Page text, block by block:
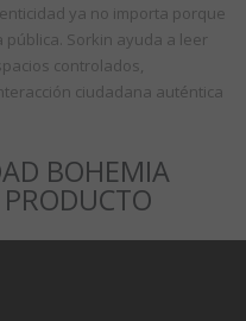
ya no importa porque
Sorkin ayuda a leer
controlados,
ciudadana auténtica
BOHEMIA